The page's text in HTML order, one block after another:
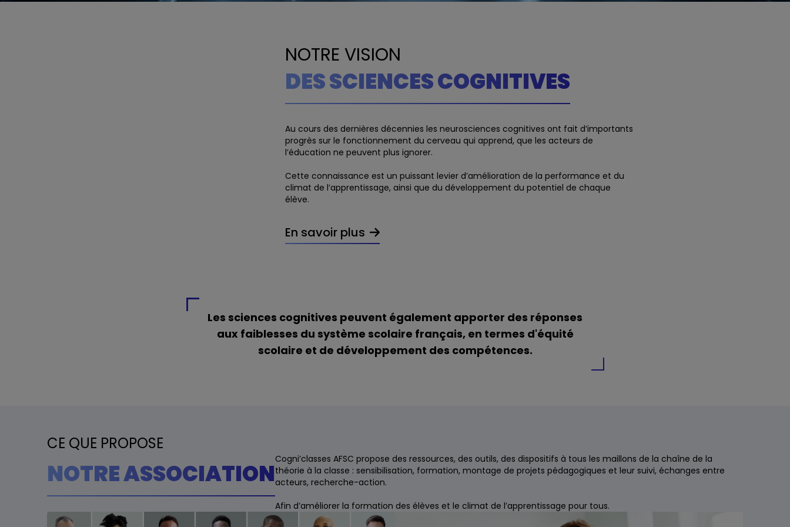
NOTRE VISION
DES SCIENCES COGNITIVES
Au cours des dernières décennies les neurosciences cognitives ont fait d’importants
progrès sur le fonctionnement du cerveau qui apprend, que les acteurs de
l’éducation ne peuvent plus ignorer.
Cette connaissance est un puissant levier d’amélioration de la performance et du
climat de l’apprentissage, ainsi que du développement du potentiel de chaque
élève.
En savoir plus
Les sciences cognitives peuvent également apporter des réponses
aux faiblesses du système scolaire français, en termes d'équité
scolaire et de développement des compétences.
CE QUE PROPOSE
NOTRE ASSOCIATIONCogni’classes AFSC propose des ressources, des outils, des dispositifs à tous les maillons de la chaîne de la
théorie à la classe : sensibilisation, formation, montage de projets pédagogiques et leur suivi, échanges entre
acteurs, recherche-action.
Afin d’améliorer la formation des élèves et le climat de l’apprentissage pour tous.